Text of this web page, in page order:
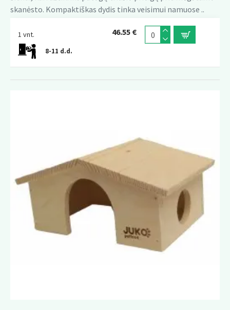
skanėsto. Kompaktiškas dydis tinka veisimui namuose ..
1 vnt.
8-11 d.d.
46.55 €